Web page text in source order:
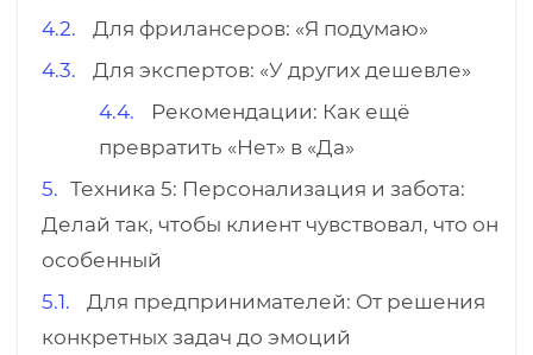
Для фрилансеров: «Я подумаю»
Для экспертов: «У других дешевле»
Рекомендации: Как ещё
превратить «Нет» в «Да»
Техника 5: Персонализация и забота:
Делай так, чтобы клиент чувствовал, что он
особенный
Для предпринимателей: От решения
конкретных задач до эмоций